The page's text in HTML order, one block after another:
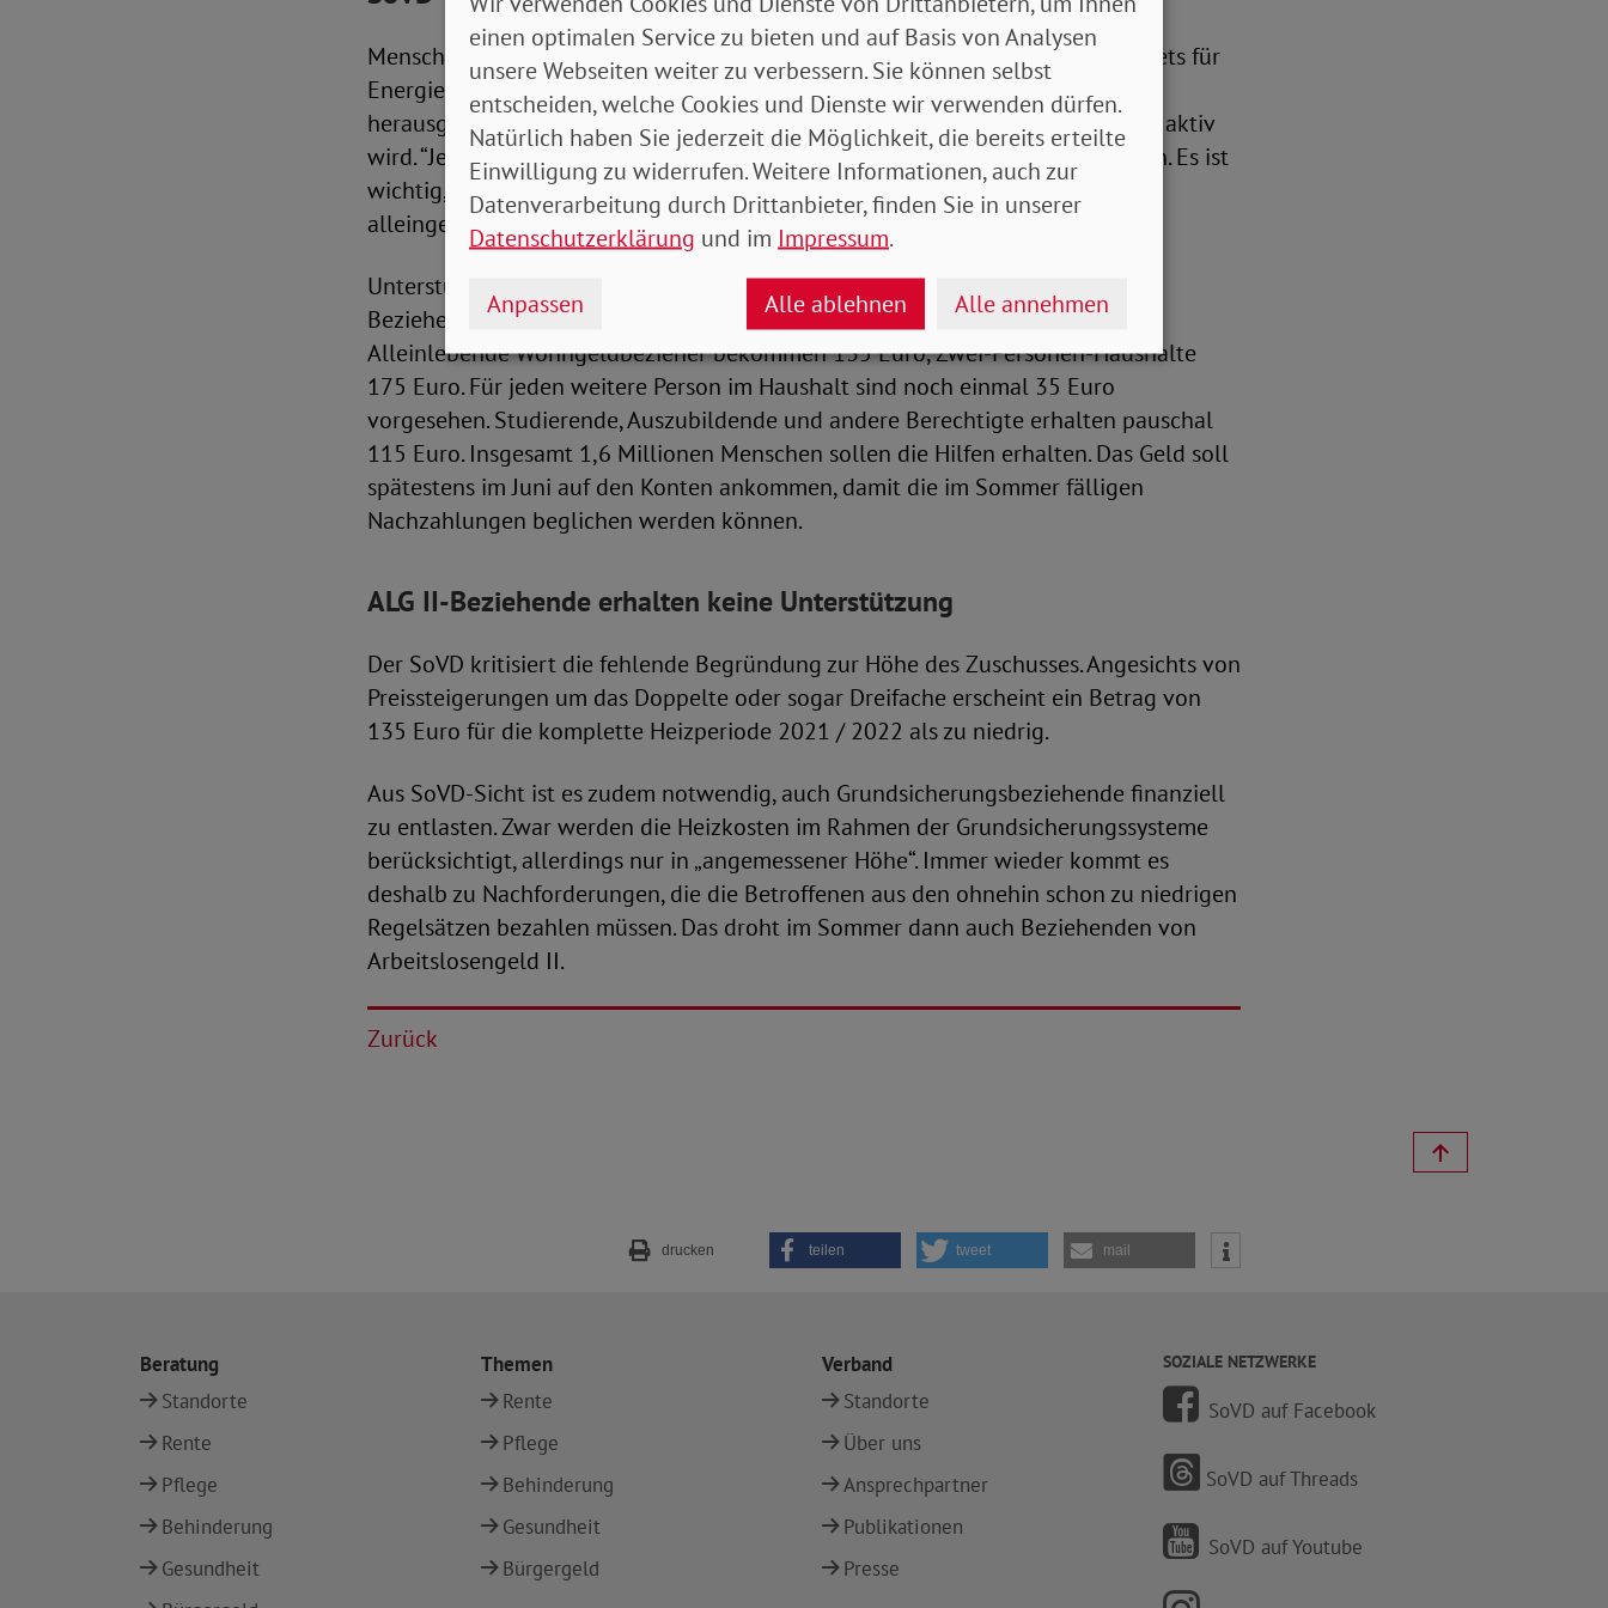
Menschen mit geringem Einkommen müssen einen höheren Anteil ihres Budgets für
Energiekosten aufbringen und sind von den anziehenden Preisen besonders
herausgefordert. SoVD-Präsident Adolf Bauer begrüßt, dass die Regierung hier aktiv
wird. “Jetzt muss den Betroffenen schnell und unbürokratisch geholfen werden. Es ist
wichtig, dass die Menschen mit dem extremen Energiepreisanstieg nicht
alleingelassen werden“, stellt er fest.
Unterstützung soll es für Wohngeldbezieher, für Studierende mit Bafög,
Bezieherinnen von Aufstiegs-Bafög und Berufsausbildungsbeihilfe geben.
Alleinlebende Wohngeldbezieher bekommen 135 Euro, Zwei-Personen-Haushalte
175 Euro. Für jeden weitere Person im Haushalt sind noch einmal 35 Euro
vorgesehen. Studierende, Auszubildende und andere Berechtigte erhalten pauschal
115 Euro. Insgesamt 1,6 Millionen Menschen sollen die Hilfen erhalten. Das Geld soll
spätestens im Juni auf den Konten ankommen, damit die im Sommer fälligen
Nachzahlungen beglichen werden können.
ALG II-Beziehende erhalten keine Unterstützung
Der SoVD kritisiert die fehlende Begründung zur Höhe des Zuschusses. Angesichts von
Preissteigerungen um das Doppelte oder sogar Dreifache erscheint ein Betrag von
135 Euro für die komplette Heizperiode 2021 / 2022 als zu niedrig.
Aus SoVD-Sicht ist es zudem notwendig, auch Grundsicherungsbeziehende finanziell
zu entlasten. Zwar werden die Heizkosten im Rahmen der Grundsicherungssysteme
berücksichtigt, allerdings nur in „angemessener Höhe“. Immer wieder kommt es
deshalb zu Nachforderungen, die die Betroffenen aus den ohnehin schon zu niedrigen
Regelsätzen bezahlen müssen. Das droht im Sommer dann auch Beziehenden von
Arbeitslosengeld II.
Zurück
drucken teilen tweet mail
Beratung
Standorte
Rente
Pflege
Behinderung
Gesundheit
Themen
Rente
Pflege
Behinderung
Gesundheit
Bürgergeld
Verband
Standorte
Über uns
Ansprechpartner
Publikationen
Presse
SOZIALE NETZWERKE
SoVD auf Facebook
SoVD auf Threads
SoVD auf Youtube
einen optimalen Service zu bieten und auf Basis von Analysen
unsere Webseiten weiter zu verbessern. Sie können selbst
entscheiden, welche Cookies und Dienste wir verwenden dürfen.
Natürlich haben Sie jederzeit die Möglichkeit, die bereits erteilte
Einwilligung zu widerrufen. Weitere Informationen, auch zur
Datenverarbeitung durch Drittanbieter, finden Sie in unserer
Datenschutzerklärung und im Impressum.
Anpassen Alle ablehnen Alle annehmen